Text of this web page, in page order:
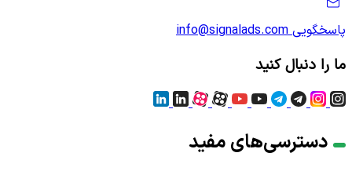
پاسخگویی info@signalads.com
ما را دنبال کنید
دسترسی‌های مفید